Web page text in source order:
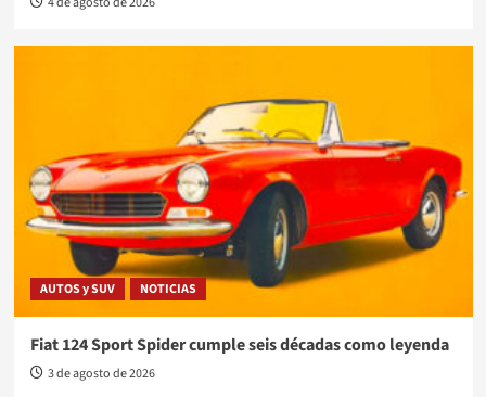
AUTOS y SUV NOTICIAS
Fiat 124 Sport Spider cumple seis décadas como leyenda
3 de agosto de 2026